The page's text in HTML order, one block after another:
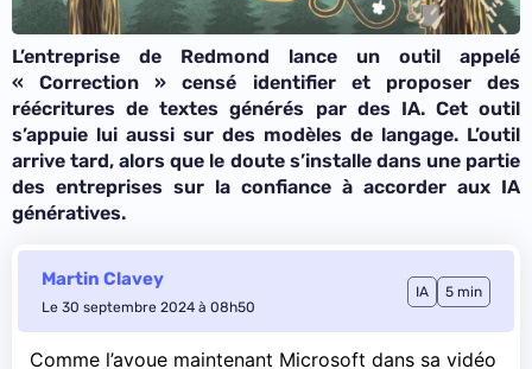
L’entreprise de Redmond lance un outil appelé
« Correction » censé identifier et proposer des
réécritures de textes générés par des IA. Cet outil
s’appuie lui aussi sur des modèles de langage. L’outil
arrive tard, alors que le doute s’installe dans une partie
des entreprises sur la confiance à accorder aux IA
génératives.
Martin Clavey
Le 30 septembre 2024 à 08h50
IA 5 min
Comme l’avoue maintenant Microsoft dans sa vidéo